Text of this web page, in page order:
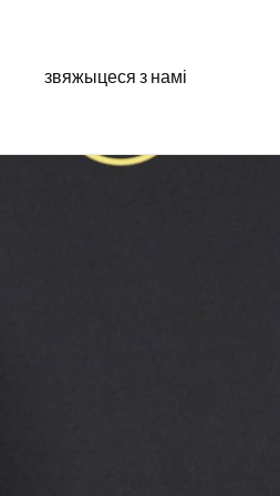
звяжыцеся з намі